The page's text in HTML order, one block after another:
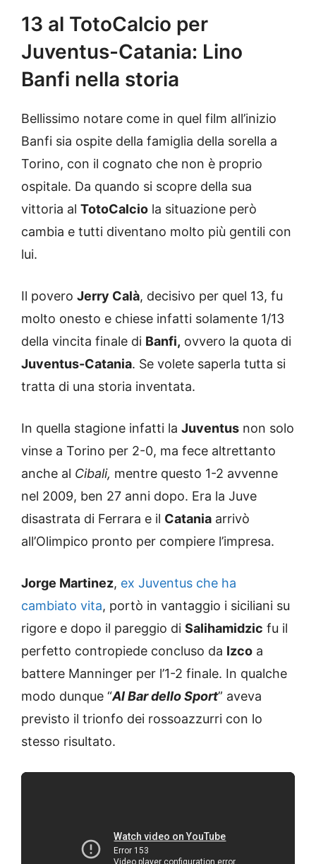
13 al TotoCalcio per
Juventus-Catania: Lino
Banfi nella storia
Bellissimo notare come in quel film all’inizio
Banfi sia ospite della famiglia della sorella a
Torino, con il cognato che non è proprio
ospitale. Da quando si scopre della sua
vittoria al TotoCalcio la situazione però
cambia e tutti diventano molto più gentili con
lui.
Il povero Jerry Calà, decisivo per quel 13, fu
molto onesto e chiese infatti solamente 1/13
della vincita finale di Banfi, ovvero la quota di
Juventus-Catania. Se volete saperla tutta si
tratta di una storia inventata.
In quella stagione infatti la Juventus non solo
vinse a Torino per 2-0, ma fece altrettanto
anche al Cibali, mentre questo 1-2 avvenne
nel 2009, ben 27 anni dopo. Era la Juve
disastrata di Ferrara e il Catania arrivò
all’Olimpico pronto per compiere l’impresa.
Jorge Martinez, ex Juventus che ha
cambiato vita, portò in vantaggio i siciliani su
rigore e dopo il pareggio di Salihamidzic fu il
perfetto contropiede concluso da Izco a
battere Manninger per l’1-2 finale. In qualche
modo dunque “Al Bar dello Sport” aveva
previsto il trionfo dei rossoazzurri con lo
stesso risultato.